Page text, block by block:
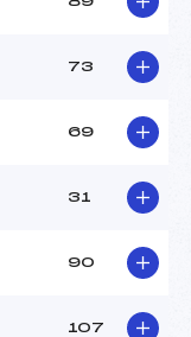
73
69
31
90
107